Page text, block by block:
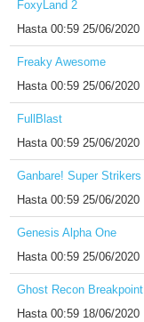
FoxyLand 2
Hasta00:59 25/06/2020
Freaky Awesome
Hasta00:59 25/06/2020
FullBlast
Hasta00:59 25/06/2020
Ganbare! Super Strikers
Hasta00:59 25/06/2020
Genesis Alpha One
Hasta00:59 25/06/2020
Ghost Recon Breakpoint
Hasta00:59 18/06/2020